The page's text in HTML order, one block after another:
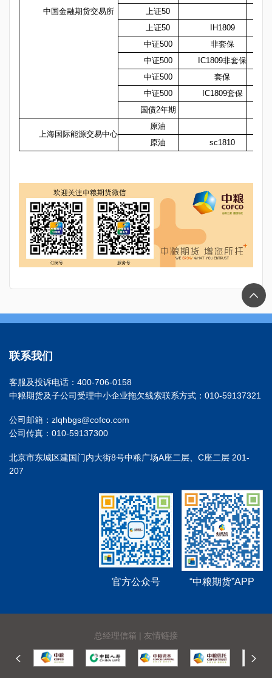
中国金融期货交易所
上证50
上证50
IH1809
中证500
非套保
中证500
IC1809非套保
中证500
套保
中证500
IC1809套保
国债2年期
上海国际能源交易中心
原油
原油
sc1810
联系我们
客服及投诉电话：400-706-0158
中粮期货及子公司受理中小企业拖欠线索联系方式：010-59137321
公司邮箱：zlqhbgs@cofco.com
公司传真：010-59137300
北京市东城区建国门内大街8号中粮广场A座二层、C座二层 201-
207
官方公众号 “中粮期货”APP
总经理信箱 | 友情链接